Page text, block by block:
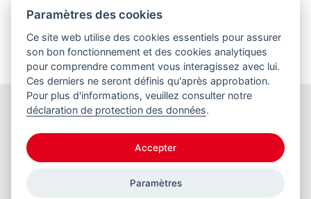
S'abonner aux newsletters
Restez informés
Paramètres des cookies
Ce site web utilise des cookies essentiels pour assurer
son bon fonctionnement et des cookies analytiques
pour comprendre comment vous interagissez avec lui.
Ces derniers ne seront définis qu'après approbation.
Pour plus d'informations, veuillez consulter notre
déclaration de protection des données.
Accepter
Paramètres